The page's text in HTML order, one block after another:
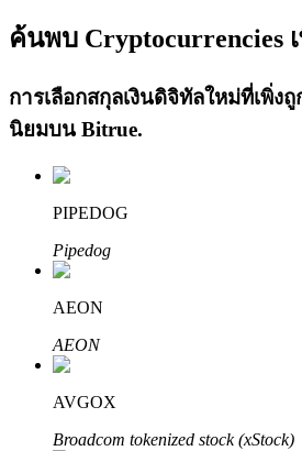
คว้าผลกำไรระยะยาวและผลปร
เรียนรู้ Staking
เรียนรู้เกี่ยวกับการสร้างรายได้แ
Bitrue
ค้นพบ Cryptocurrencies
การเลือกสกุลเงินดิจิทัลใหม่ที่เพิ่ง
นิยมบน Bitrue.
PIPEDOG
Pipedog
AEON
AEON
AVGOX
Broadcom tokenized stock (xStock)